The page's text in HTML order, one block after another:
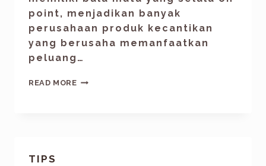
point, menjadikan banyak
perusahaan produk kecantikan
yang berusaha memanfaatkan
peluang…
READ MORE
TIPS